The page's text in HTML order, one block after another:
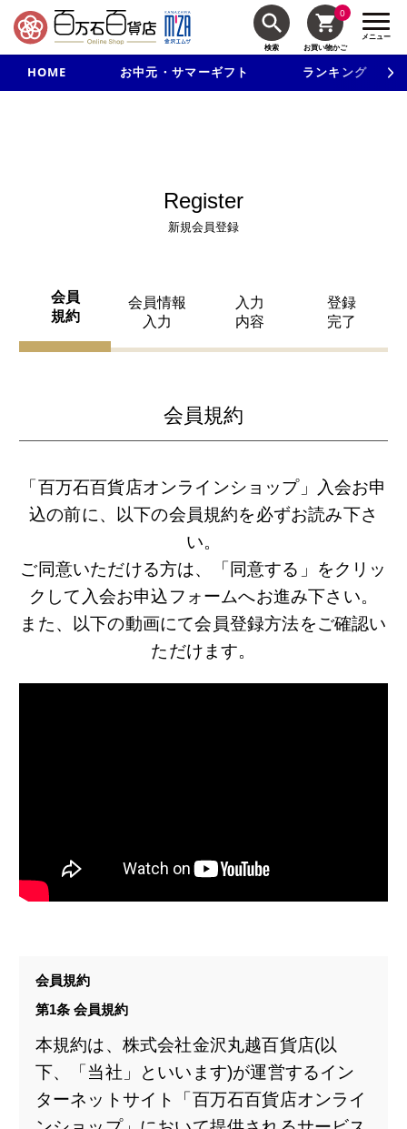
検索
0
お買い物かご
メニュー
HOME お中元・サマーギフト ランキング
新規入会で3千円以上で使える500円クーポンを進呈！
Register
新規会員登録
会員
規約
会員情報
入力
入力
内容
登録
完了
会員規約
「百万石百貨店オンラインショップ」入会お申
込の前に、以下の会員規約を必ずお読み下さ
い。
ご同意いただける方は、「同意する」をクリッ
クして入会お申込フォームへお進み下さい。
また、以下の動画にて会員登録方法をご確認い
ただけます。
会員規約
第1条 会員規約
本規約は、株式会社金沢丸越百貨店(以
下、「当社」といいます)が運営するイン
ターネットサイト「百万石百貨店オンライ